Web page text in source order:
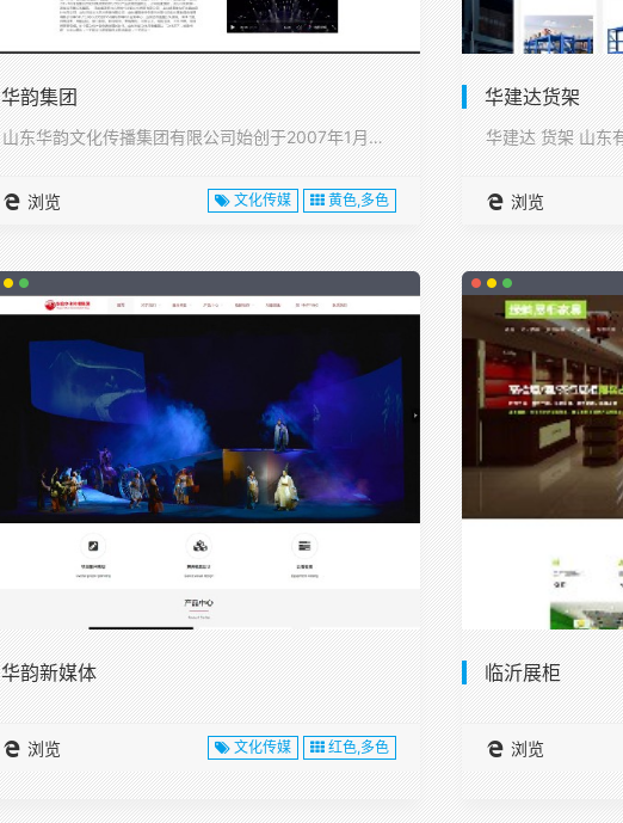
华韵集团
山东华韵文化传播集团有限公司始创于2007年1月，注册资本1···
浏览 文化传媒 黄色,多色
华建达货架
浏览
华韵新媒体
浏览 文化传媒 红色,多色
临沂展柜
浏览